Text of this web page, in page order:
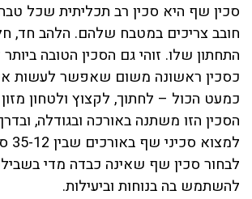
סכין שף היא סכין רב תכליתית שכל
חובב צריכים במטבח שלהם. הלהב חד,
התחתון שלו. זוהי גם הסכין הטובה
כסכין ראשונה משום שאפשר לעשות
כמעט הכול – לחתוך, לקצוץ ולטחון
הסכין הזו משתנה באורכה ובגודלה,
לבחור סכין שף שאינה כבדה מדי
להשתמש בה בנוחות וביעילות.